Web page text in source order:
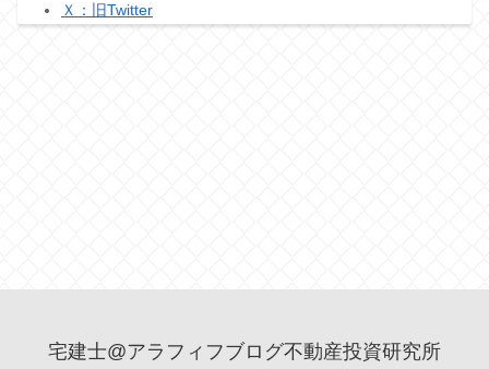
Ｘ：旧Twitter
宅建士@アラフィフブログ不動産投資研究所